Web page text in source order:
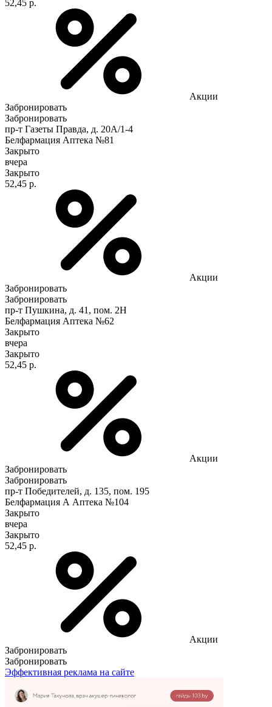
52,45 р.
Акции
Забронировать
Забронировать
пр-т Газеты Правда, д. 20A/1-4
Белфармация Аптека №81
Закрыто
вчера
Закрыто
52,45 р.
Акции
Забронировать
Забронировать
пр-т Пушкина, д. 41, пом. 2Н
Белфармация Аптека №62
Закрыто
вчера
Закрыто
52,45 р.
Акции
Забронировать
Забронировать
пр-т Победителей, д. 135, пом. 195
Белфармация А Аптека №104
Закрыто
вчера
Закрыто
52,45 р.
Акции
Забронировать
Забронировать
Эффективная реклама на сайте